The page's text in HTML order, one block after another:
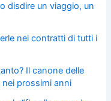
disdire un viaggio, un
nei contratti di tutti i
Il canone delle
prossimi anni